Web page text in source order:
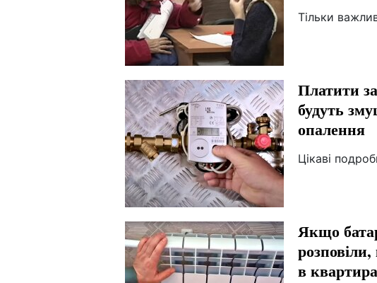
Тільки
Платити
будуть
опалення
Цікаві
Якщо
в